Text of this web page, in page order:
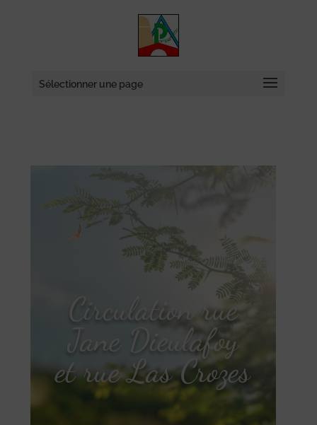
Sélectionner une page
Circulation rue
Jane Dieulafoy
et rue Las Crozes